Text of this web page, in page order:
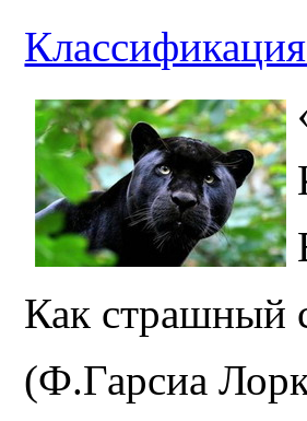
Классификация
Как страшный
(Ф.Гарсиа